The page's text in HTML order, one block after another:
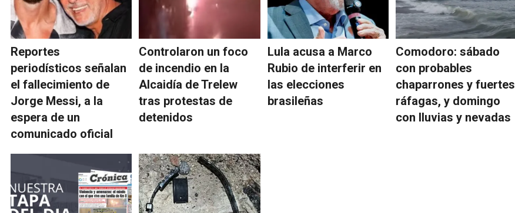
Reportes
periodísticos señalan
el fallecimiento de
Jorge Messi, a la
espera de un
comunicado oficial
Controlaron un foco
de incendio en la
Alcaidía de Trelew
tras protestas de
detenidos
Lula acusa a Marco
Rubio de interferir en
las elecciones
brasileñas
Comodoro: sábado
con probables
chaparrones y fuertes
ráfagas, y domingo
con lluvias y nevadas